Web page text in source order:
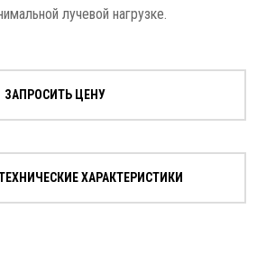
лучевой нагрузке.
ЗАПРОСИТЬ ЦЕНУ
ХАРАКТЕРИСТИКИ